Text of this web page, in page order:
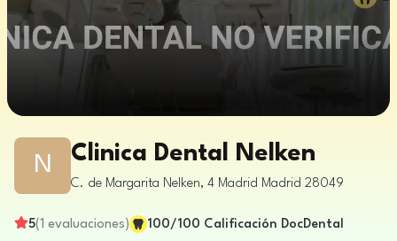
N Clinica Dental Nelken
C. de Margarita Nelken, 4 Madrid Madrid 28049
5(1 evaluaciones) 100/100 Calificación DocDental